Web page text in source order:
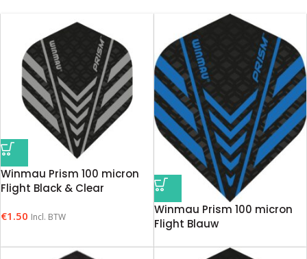
Winmau Prism 100 micron
Flight Black & Clear
€1.50 Incl. BTW
Winmau Prism 100 micron
Flight Blauw
€1.50